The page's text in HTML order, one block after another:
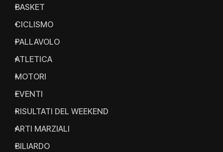
BASKET
CICLISMO
PALLAVOLO
ATLETICA
MOTORI
EVENTI
RISULTATI DEL WEEKEND
ARTI MARZIALI
BILIARDO